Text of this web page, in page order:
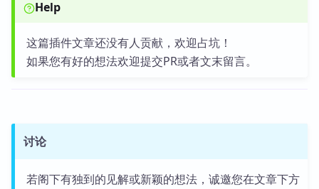
Help
这篇插件文章还没有人贡献，欢迎占坑！
如果您有好的想法欢迎提交PR或者文末留言。
讨论
若阁下有独到的见解或新颖的想法，诚邀您在文章下方